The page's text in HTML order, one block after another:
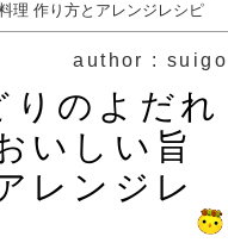
理 作り方とアレンジレシピ
author : suigo
りのよだれ
いしい旨
レンジレ